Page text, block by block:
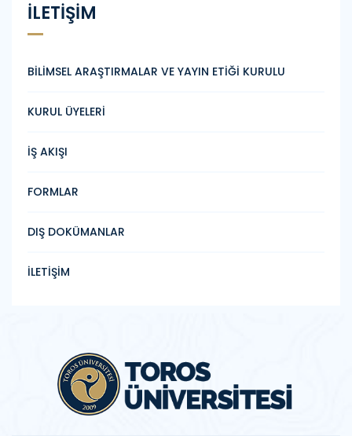
İLETİŞİM
BİLİMSEL ARAŞTIRMALAR VE YAYIN ETİĞİ KURULU
KURUL ÜYELERİ
İŞ AKIŞI
FORMLAR
DIŞ DOKÜMANLAR
İLETİŞİM